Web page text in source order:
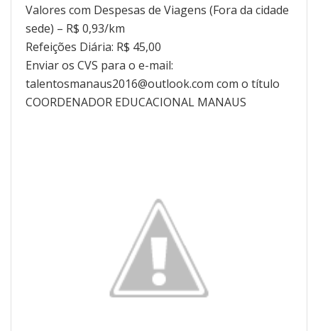
Valores com Despesas de Viagens (Fora da cidade
sede) – R$ 0,93/km
Refeições Diária: R$ 45,00
Enviar os CVS para o e-mail:
talentosmanaus2016@outlook.com com o título
COORDENADOR EDUCACIONAL MANAUS